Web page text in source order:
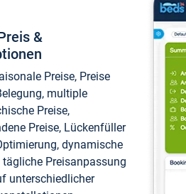
&
Preise, Preise
multiple
Preise,
Preise, Lückenfüller
dynamische
tägliche Preisanpassung
unterschiedlicher